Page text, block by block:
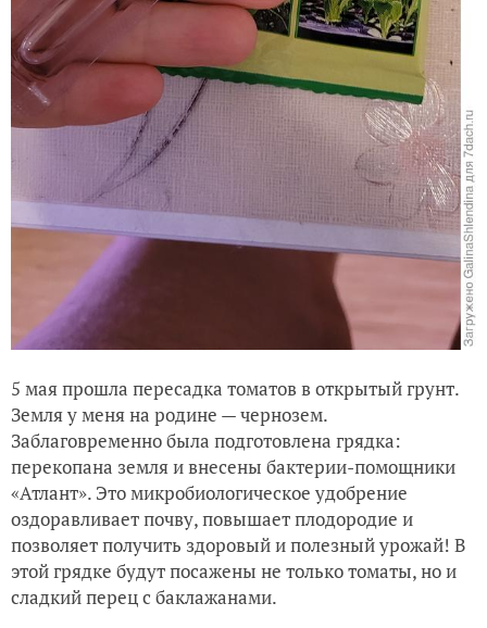
5 мая прошла пересадка томатов в открытый грунт.
Земля у меня на родине — чернозем.
Заблаговременно была подготовлена грядка:
перекопана земля и внесены бактерии-помощники
«Атлант». Это микробиологическое удобрение
оздоравливает почву, повышает плодородие и
позволяет получить здоровый и полезный урожай! В
этой грядке будут посажены не только томаты, но и
сладкий перец с баклажанами.